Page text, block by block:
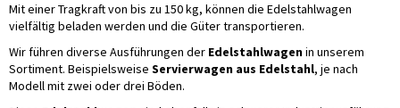
Mit einer Tragkraft von bis zu 150 kg, können die Edelstahlwagen
vielfältig beladen werden und die Güter transportieren.
Wir führen diverse Ausführungen der Edelstahlwagenin unserem
Sortiment. Beispielsweise Servierwagen aus Edelstahl, je nach
Modell mit zwei oder drei Böden.